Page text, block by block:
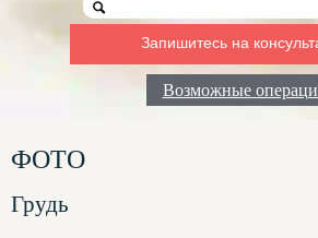
Введите ваше имя:
Ваш номер телефона для связи:
Запишитесь на
Возможные
ФОТО
Грудь